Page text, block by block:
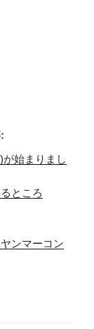
始まりまし
ところ
ンマーコン